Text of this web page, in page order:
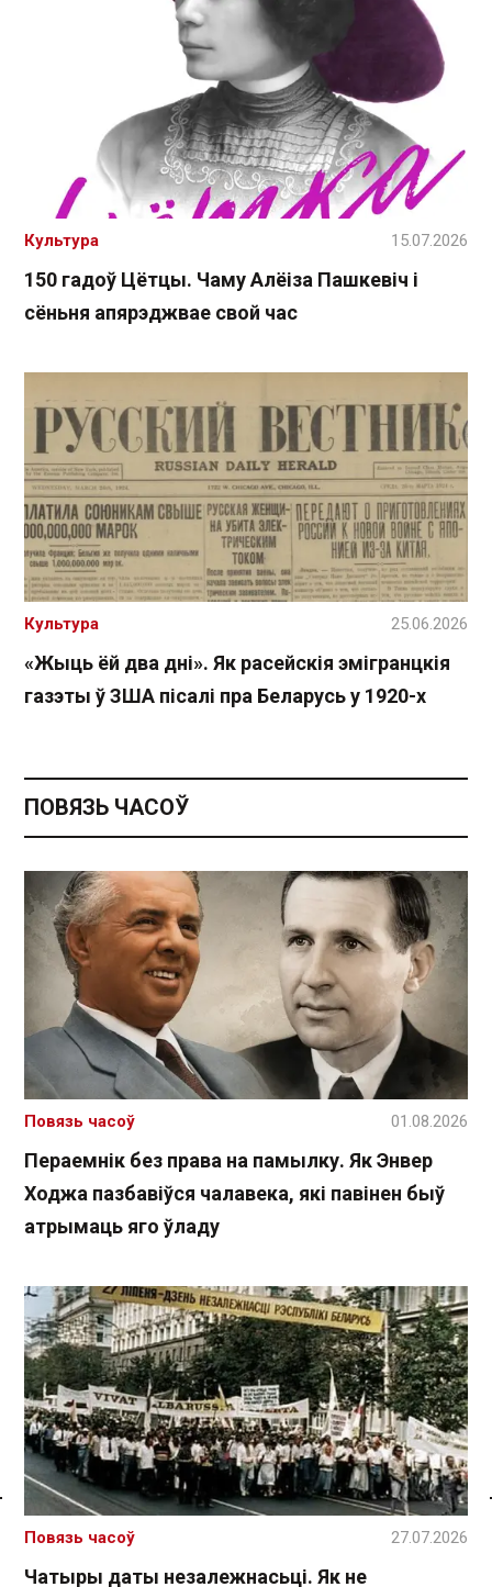
Спасылка без VPN
150 гадоў Цётцы. Чаму Алёіза Пашкевіч і
сёньня апярэджвае свой час
Культура 15.07.2026
«Жыць ёй два дні». Як расейскія эмігранцкія
газэты ў ЗША пісалі пра Беларусь у 1920-х
Культура 25.06.2026
ПОВЯЗЬ ЧАСОЎ
Пераемнік без права на памылку. Як Энвер
Ходжа пазбавіўся чалавека, які павінен быў
атрымаць яго ўладу
Повязь часоў 01.08.2026
Чатыры даты незалежнасьці. Як не
Повязь часоў 27.07.2026